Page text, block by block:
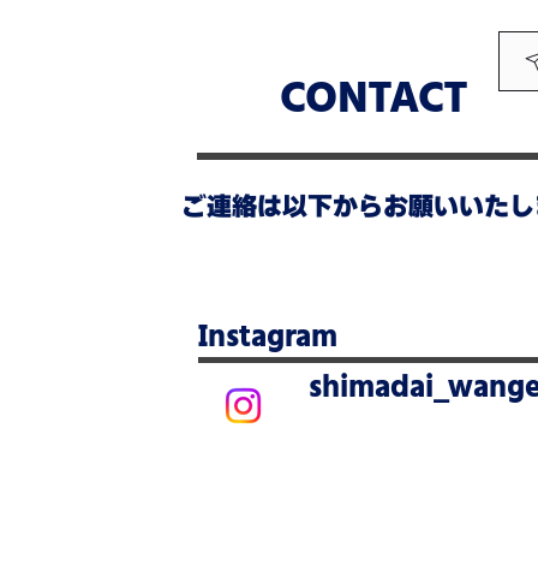
CONTACT
ご連絡は以下からお願いいたし
​Instagram